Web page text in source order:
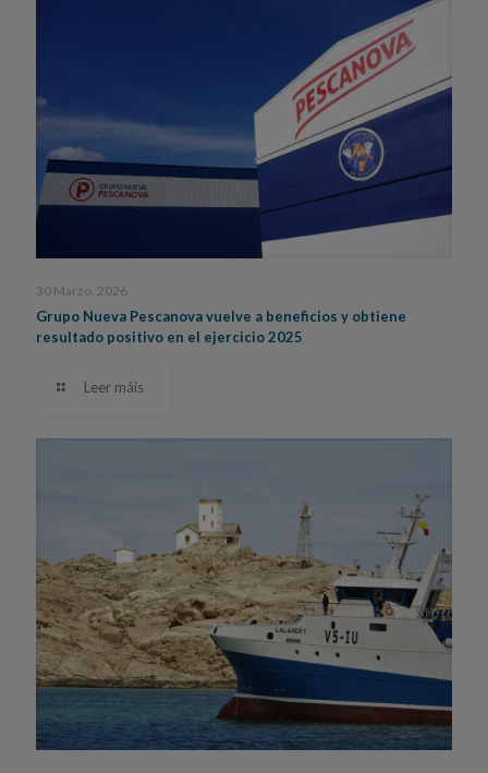
30 Marzo, 2026
Grupo Nueva Pescanova vuelve a beneficios y obtiene
resultado positivo en el ejercicio 2025
Leer máis